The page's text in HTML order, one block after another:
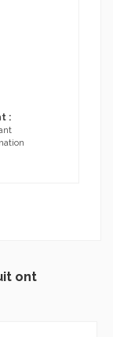
:
ont